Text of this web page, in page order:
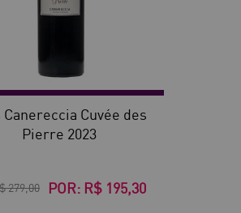
Canereccia Cuvée des
Pierre 2023
279,00 POR: R$ 195,30